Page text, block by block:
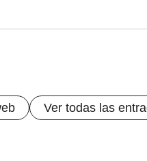
Ver todas las